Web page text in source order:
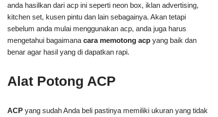
anda hasilkan dari acp ini seperti neon box, iklan advertising,
kitchen set, kusen pintu dan lain sebagainya. Akan tetapi
sebelum anda mulai menggunakan acp, anda juga harus
mengetahui bagaimana cara memotong acp yang baik dan
benar agar hasil yang di dapatkan rapi.
Alat Potong ACP
ACP yang sudah Anda beli pastinya memiliki ukuran yang tidak